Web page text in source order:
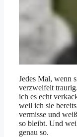
Jedes Mal, wenn
verzweifelt
ich es echt
weil ich sie
vermisse und
so bleibt. Und
genau so.